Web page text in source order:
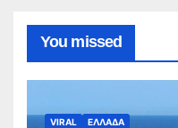
You missed
VIRAL ΕΛΛΑΔΑ